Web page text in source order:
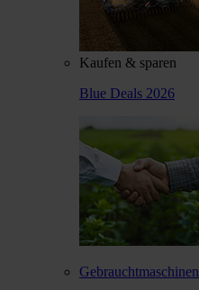
Kaufen & sparen
Blue Deals 2026
Gebrauchtmaschinen